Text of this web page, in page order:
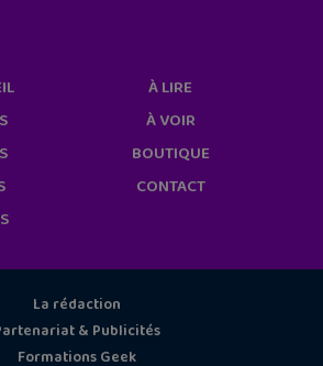
À LIRE
À VOIR
BOUTIQUE
CONTACT
La rédaction
& Publicités
Formations Geek